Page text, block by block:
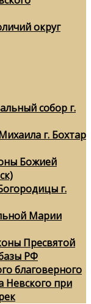
округ
собор г.
г. Бохтар
Божией
г.
Марии
Пресвятой
РФ
благоверного
Невского при